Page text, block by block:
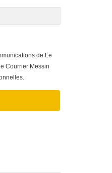
de Le
Courrier Messin